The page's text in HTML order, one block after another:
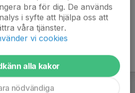
bra för dig. De används
i syfte att hjälpa oss att
våra tjänster.
vi cookies
alla kakor
nödvändiga